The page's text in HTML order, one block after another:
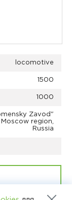
locomotive
1500
1000
Zavod"
region,
Russia